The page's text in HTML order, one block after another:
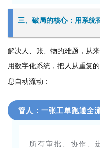
三、破局的核心：用系统
解决人、账、物的难题，从
用数字化系统，把人从重复
息自动流动：
管人：一张工单跑通全
所有审批、协作、